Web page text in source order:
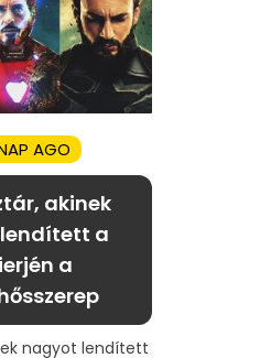
AGO
akinek
a
a
nagyot lendített